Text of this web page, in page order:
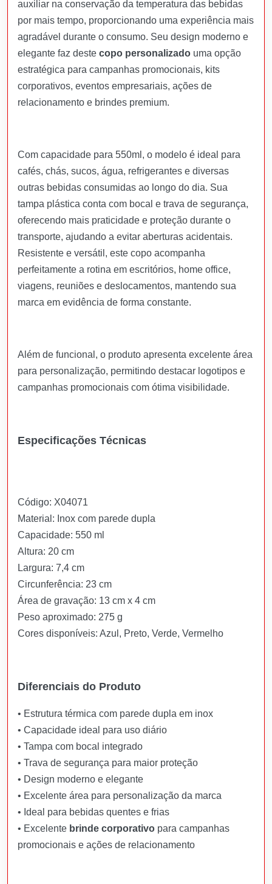
auxiliar na conservação da temperatura das bebidas
por mais tempo, proporcionando uma experiência mais
agradável durante o consumo. Seu design moderno e
elegante faz deste copo personalizado uma opção
estratégica para campanhas promocionais, kits
corporativos, eventos empresariais, ações de
relacionamento e brindes premium.
Com capacidade para 550ml, o modelo é ideal para
cafés, chás, sucos, água, refrigerantes e diversas
outras bebidas consumidas ao longo do dia. Sua
tampa plástica conta com bocal e trava de segurança,
oferecendo mais praticidade e proteção durante o
transporte, ajudando a evitar aberturas acidentais.
Resistente e versátil, este copo acompanha
perfeitamente a rotina em escritórios, home office,
viagens, reuniões e deslocamentos, mantendo sua
marca em evidência de forma constante.
Além de funcional, o produto apresenta excelente área
para personalização, permitindo destacar logotipos e
campanhas promocionais com ótima visibilidade.
Especificações Técnicas
Código: X04071
Material: Inox com parede dupla
Capacidade: 550 ml
Altura: 20 cm
Largura: 7,4 cm
Circunferência: 23 cm
Área de gravação: 13 cm x 4 cm
Peso aproximado: 275 g
Cores disponíveis: Azul, Preto, Verde, Vermelho
Diferenciais do Produto
• Estrutura térmica com parede dupla em inox
• Capacidade ideal para uso diário
• Tampa com bocal integrado
• Trava de segurança para maior proteção
• Design moderno e elegante
• Excelente área para personalização da marca
• Ideal para bebidas quentes e frias
• Excelente brinde corporativo para campanhas
promocionais e ações de relacionamento